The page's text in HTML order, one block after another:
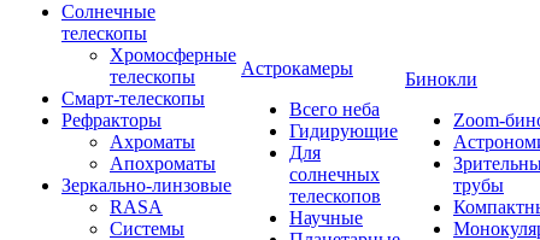
Солнечные
телескопы
Хромосферные
телескопы
Смарт-телескопы
Рефракторы
Ахроматы
Апохроматы
Зеркально-линзовые
RASA
Системы
Астрокамеры
Всего неба
Гидирующие
Для
солнечных
телескопов
Научные
Бинокли
Zoom-
трубы